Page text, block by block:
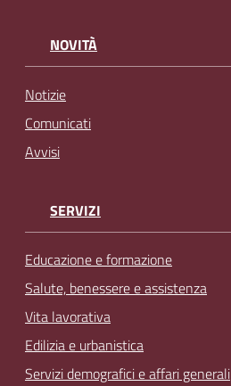
NOVITÀ
Notizie
Comunicati
Avvisi
SERVIZI
Educazione e formazione
Salute, benessere e assistenza
Vita lavorativa
Edilizia e urbanistica
Servizi demografici e affari generali